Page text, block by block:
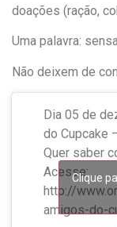
doações (ração,
Uma palavra:
Não deixem de
Dia 05 de
do Cupcake
Quer saber
Acesse:
http://
amigos-do-
Clique